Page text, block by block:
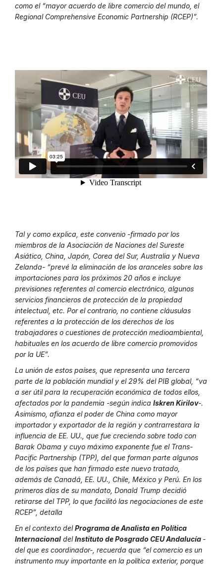
como el “mayor acuerdo de libre comercio del mundo, el
Regional Comprehensive Economic Partnership (RCEP)”.
Tal y como explica, este convenio -firmado por los
miembros de la Asociación de Naciones del Sureste
Asiático, China, Japón, Corea del Sur, Australia y Nueva
Zelanda- “prevé la eliminación de los aranceles sobre las
importaciones para los próximos 20 años e incluye
previsiones referentes al comercio electrónico, algunos
servicios financieros de protección de la propiedad
intelectual, etc. Por el contrario, no contiene cláusulas
referentes a la protección de los derechos de los
trabajadores o cuestiones de protección medioambiental,
habituales en los acuerdo de libre comercio promovidos
por la UE”.
La unión de estos países, que representa una tercera
parte de la población mundial y el 29% del PIB global, “va
a ser útil para la recuperación económica de todos ellos,
afectados por la pandemia -según indica Iskren Kirilov-.
Asimismo, afianza el poder de China como mayor
importador y exportador de la región y contrarrestara la
influencia de EE. UU., que fue creciendo sobre todo con
Barak Obama y cuyo máximo exponente fue el Trans-
Pacific Partnership (TPP), del que forman parte algunos
de los países que han firmado este nuevo tratado,
además de Canadá, EE. UU., Chile, México y Perú. En los
primeros días de su mandato, Donald Trump decidió
retirarse del TPP, lo que facilitó las negociaciones de este
RCEP”, detalla
En el contexto delPrograma de Analista en Política
Internacional delInstituto de Posgrado CEU Andalucía -
del que es coordinador-, recuerda que “el comercio es un
instrumento muy importante en la política exterior, porque